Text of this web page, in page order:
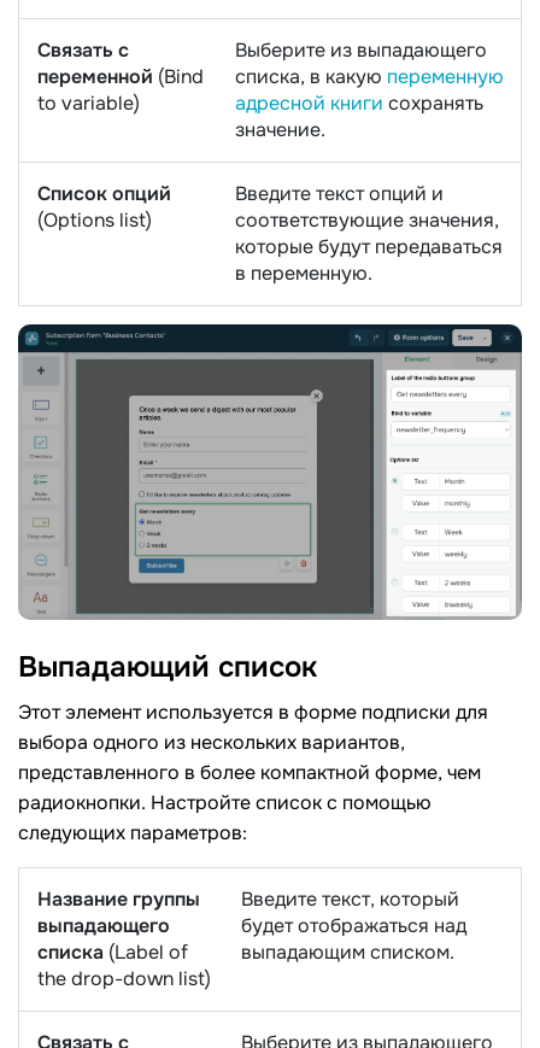
Связать с
переменной (Bind
to variable)
Выберите из выпадающего
списка, в какую переменную
адресной книги сохранять
значение.
Список опций
(Options list)
Введите текст опций и
соответствующие значения,
которые будут передаваться
в переменную.
Выпадающий список
Этот элемент используется в форме подписки для
выбора одного из нескольких вариантов,
представленного в более компактной форме, чем
радиокнопки. Настройте список с помощью
следующих параметров:
Название группы
выпадающего
списка (Label of
the drop-down list)
Введите текст, который
будет отображаться над
выпадающим списком.
Связать с Выберите из выпадающего